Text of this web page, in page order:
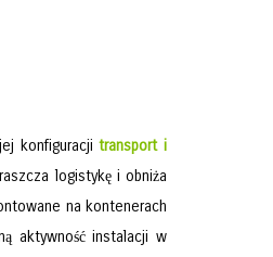
konfiguracjitransport i
logistykę i obniża
na kontenerach
aktywność instalacji w